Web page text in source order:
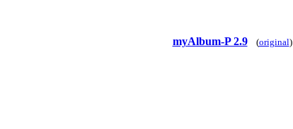
myAlbum-P 2.9 (original)